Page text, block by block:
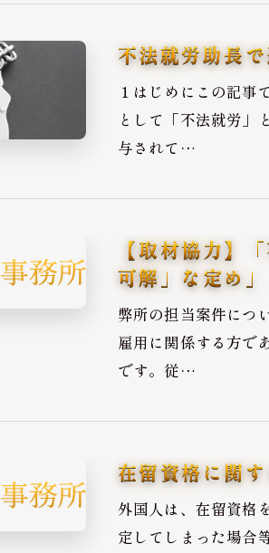
不法就労助長
１はじめにこの記事
として「不法就労」
与されて…
【取材協力】
可解」な定め」
弊所の担当案件につ
雇用に関係する方で
です。従…
在留資格に関
外国人は、在留資格
定してしまった場合